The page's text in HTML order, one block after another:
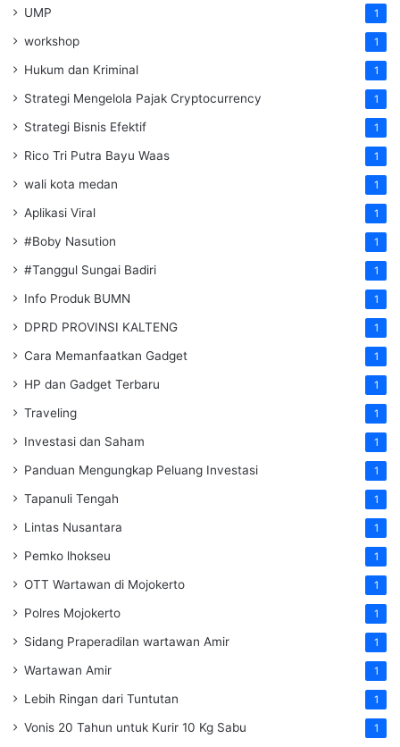
UMP 1
workshop 1
Hukum dan Kriminal 1
Strategi Mengelola Pajak Cryptocurrency 1
Strategi Bisnis Efektif 1
Rico Tri Putra Bayu Waas 1
wali kota medan 1
Aplikasi Viral 1
#Boby Nasution 1
#Tanggul Sungai Badiri 1
Info Produk BUMN 1
DPRD PROVINSI KALTENG 1
Cara Memanfaatkan Gadget 1
HP dan Gadget Terbaru 1
Traveling 1
Investasi dan Saham 1
Panduan Mengungkap Peluang Investasi 1
Tapanuli Tengah 1
Lintas Nusantara 1
Pemko lhokseu 1
OTT Wartawan di Mojokerto 1
Polres Mojokerto 1
Sidang Praperadilan wartawan Amir 1
Wartawan Amir 1
Lebih Ringan dari Tuntutan 1
Vonis 20 Tahun untuk Kurir 10 Kg Sabu 1